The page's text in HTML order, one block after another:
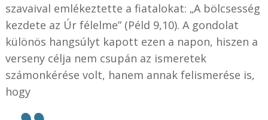
szavaival emlékeztette a fiatalokat: „A bölcsesség
kezdete az Úr félelme” (Péld 9,10). A gondolat
különös hangsúlyt kapott ezen a napon, hiszen a
verseny célja nem csupán az ismeretek
számonkérése volt, hanem annak felismerése is,
hogy